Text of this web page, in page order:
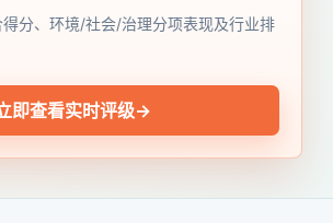
分、环境/社会/治理分项表现及行业排
即查看实时评级→